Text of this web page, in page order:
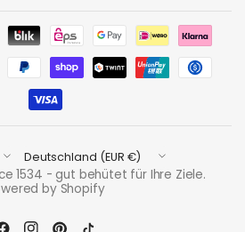
Land/Region
aktualisieren
1534 - gut behütet für Ihre Ziele.
by Shopify